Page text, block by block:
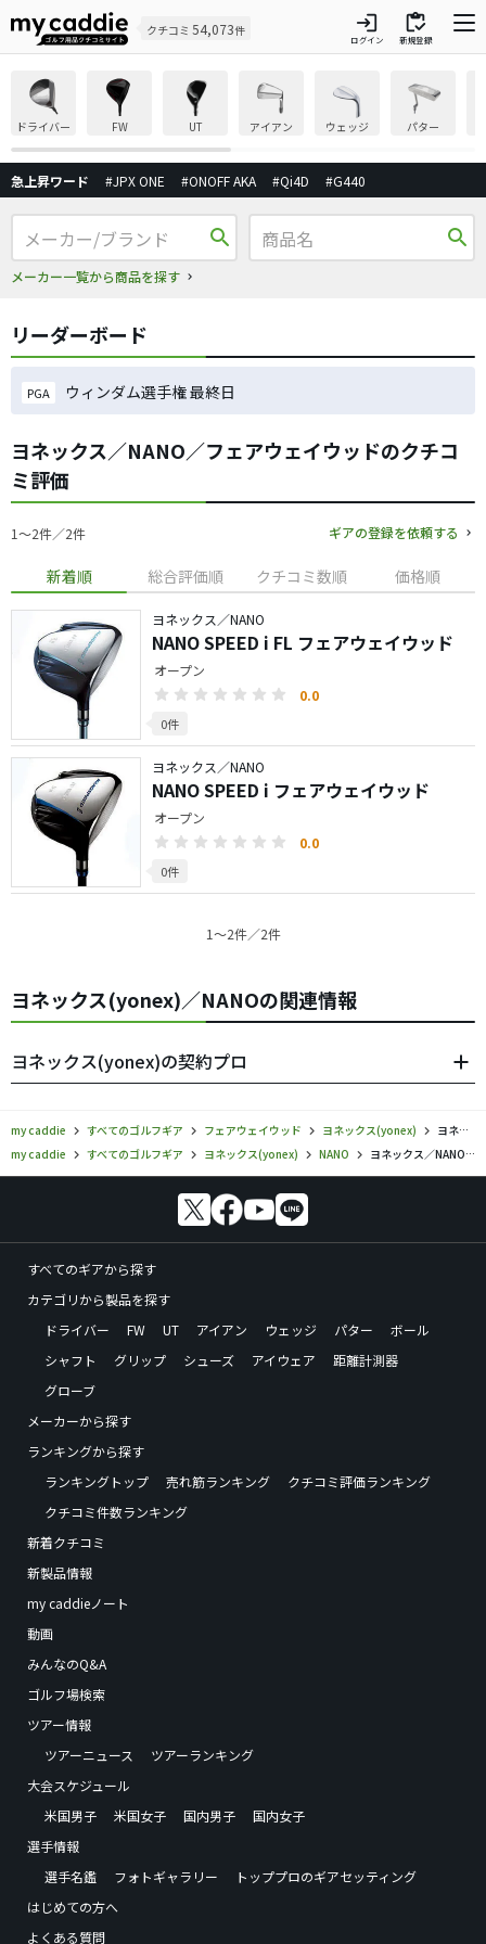
クチコミ 54,073件 login
ログイン
inventory
新規登録
ドライバー FW UT アイアン ウェッジ パター
急上昇ワード #JPX ONE #ONOFF AKA #Qi4D #G440
search
メーカー一覧から商品を探す
search
リーダーボード
PGA ウィンダム選手権 最終日
ヨネックス／NANO／フェアウェイウッドのクチコ
ミ評価
1〜2件／2件 ギアの登録を依頼する
新着順 総合評価順 クチコミ数順 価格順
ヨネックス／NANO
NANO SPEED i FL フェアウェイウッド
オープン
0.0
0件
ヨネックス／NANO
NANO SPEED i フェアウェイウッド
オープン
0.0
0件
1〜2件／2件
ヨネックス(yonex)／NANOの関連情報
ヨネックス(yonex)の契約プロ
my caddie すべてのゴルフギア フェアウェイウッド ヨネックス(yonex)
ヨネックス／NANO／フェアウェイウッドの口コミ評価
my caddie
すべてのゴルフギア ヨネックス(yonex) NANO ヨネックス／NANO／フェアウェイウッドの口コミ評価
すべてのギアから探す
カテゴリから製品を探す
ドライバー
FW UT アイアン ウェッジ パター
ボール
シャフト
グリップ シューズ アイウェア
距離計測器
グローブ
メーカーから探す
ランキングから探す
ランキングトップ
売れ筋ランキング
クチコミ評価ランキング
クチコミ件数ランキング
新着クチコミ
新製品情報
my caddieノート
動画
みんなのQ&A
ゴルフ場検索
ツアー情報
ツアーニュース
ツアーランキング
大会スケジュール
米国男子
米国女子 国内男子
国内女子
選手情報
選手名鑑
フォトギャラリー
トッププロのギアセッティング
はじめての方へ
よくある質問